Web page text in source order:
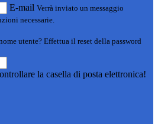
E-mail Verrà inviato un messaggio
necessarie.
utente? Effettua il reset della password
la casella di posta elettronica!